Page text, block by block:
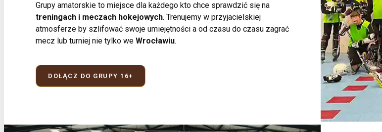
Grupy amatorskie to miejsce dla każdego kto chce sprawdzić się na
treningach i meczach hokejowych. Trenujemy w przyjacielskiej
atmosferze by szlifować swoje umiejętności a od czasu do czasu zagrać
mecz lub turniej nie tylko we Wrocławiu.
DOŁĄCZ DO GRUPY 16+